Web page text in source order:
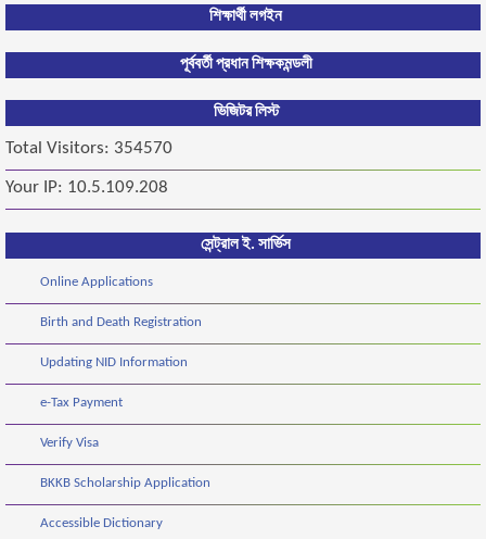
শিক্ষার্থী লগইন
পূর্ববর্তী প্রধান শিক্ষকমন্ডলী
ভিজিটর লিস্ট
Total Visitors: 354570
Your IP: 10.5.109.208
সেন্ট্রাল ই. সার্ভিস
Online Applications
Birth and Death Registration
Updating NID Information
e-Tax Payment
Verify Visa
BKKB Scholarship Application
Accessible Dictionary